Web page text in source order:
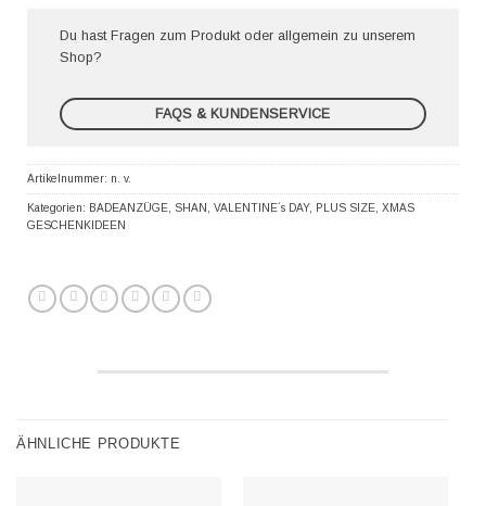
Du hast Fragen zum Produkt oder allgemein zu unserem
Shop?
FAQS & KUNDENSERVICE
Artikelnummer: n. v.
Kategorien: BADEANZÜGE, SHAN , VALENTINE´s DAY, PLUS SIZE, XMAS
GESCHENKIDEEN
ÄHNLICHE PRODUKTE